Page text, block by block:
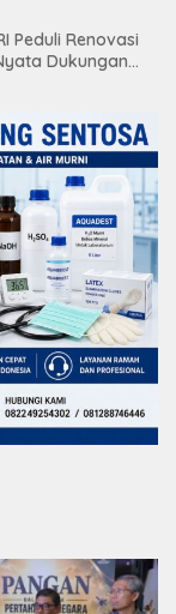
Peduli Renovasi
Dukungan